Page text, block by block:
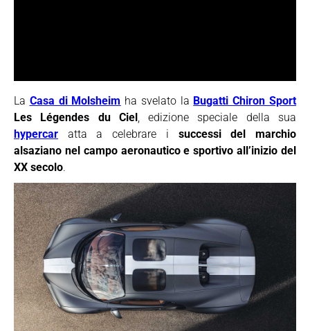
La Casa di Molsheim ha svelato la Bugatti Chiron Sport
Les Légendes du Ciel, edizione speciale della sua
hypercar atta a celebrare i successi del marchio
alsaziano nel campo aeronautico e sportivo all’inizio del
XX secolo.